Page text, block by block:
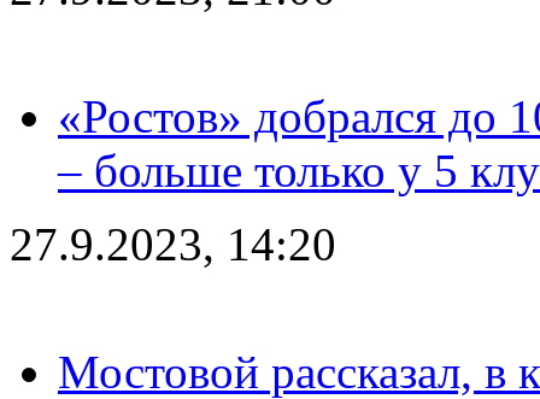
«Ростов» добрался до
– больше только у 5
27.9.2023, 14:20
Мостовой рассказал, в